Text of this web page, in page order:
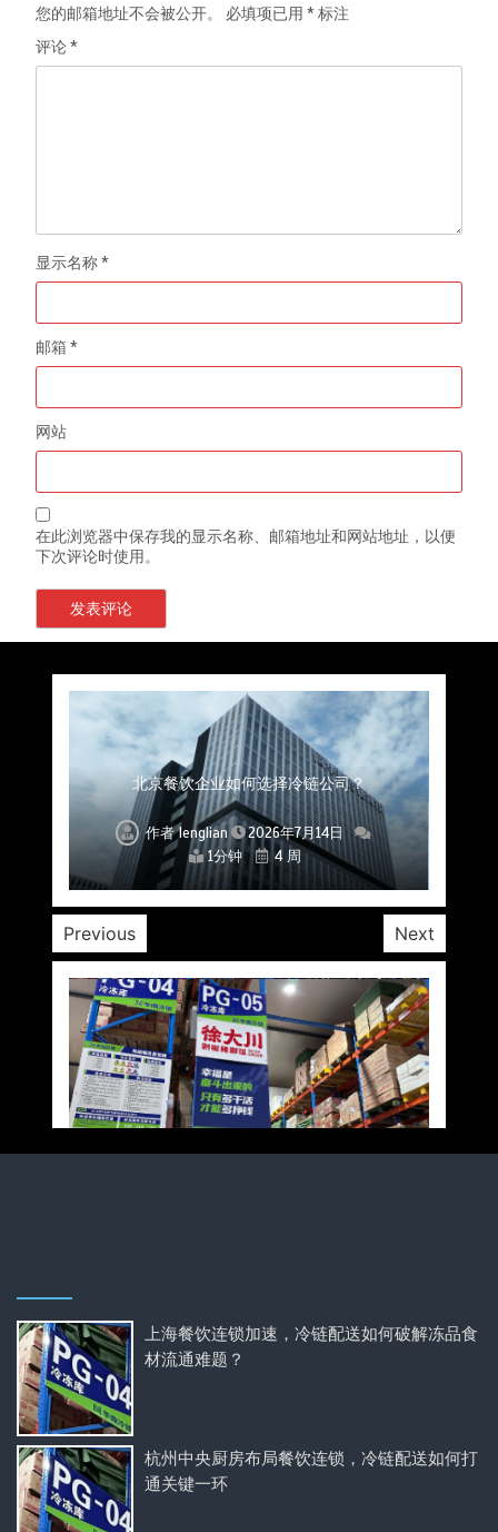
您的邮箱地址不会被公开。 必填项已用*标注
评论*
显示名称*
邮箱*
网站
在此浏览器中保存我的显示名称、邮箱地址和网站地址，以便
下次评论时使用。
上海餐饮连锁加速，冷链配送如何破解冻品食材
流通难题？
作者lenglian
2026年7月14日
1分钟
4 周
杭州中央厨房布局餐饮连锁，冷链配送如何打通
关键一环
作者lenglian
2026年7月14日
1分钟
4 周
北京餐饮企业如何选择冷链公司？
作者lenglian
2026年7月14日
1分钟
4 周
深圳冷链物流如何护航餐饮连锁？冻品食材流通
全解析
作者lenglian
2026年7月14日
1分钟
4 周
北京餐饮仓配一体化的核心价值与落地实践解析
作者lenglian
2026年7月14日
1分钟
4 周
武汉冻品配送三要素：控温、时效、低成本如何
兼得？
作者lenglian
2026年7月14日
1分钟
4 周
重庆冷链布局解冻食材运输密码，餐饮连锁如何
稳控品质？
作者lenglian
2026年7月14日
1分钟
4 周
Previous Next
上海餐饮连锁加速，冷链配送如何破解冻品食
材流通难题？
杭州中央厨房布局餐饮连锁，冷链配送如何打
通关键一环